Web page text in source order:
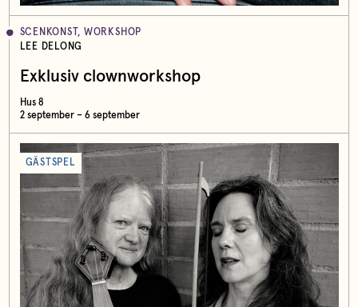
SCENKONST, WORKSHOP
LEE DELONG
Exklusiv clownworkshop
Hus 8
2 september – 6 september
GÄSTSPEL